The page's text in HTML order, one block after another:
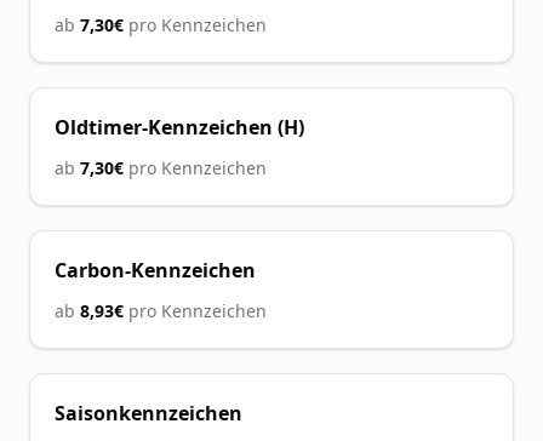
ab 7,30€ pro Kennzeichen
Oldtimer-Kennzeichen (H)
ab 7,30€ pro Kennzeichen
Carbon-Kennzeichen
ab 8,93€ pro Kennzeichen
Saisonkennzeichen